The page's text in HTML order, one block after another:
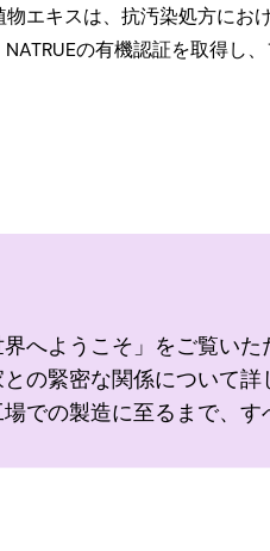
エキスは、抗汚染処方にお
の有機認証を取得し
へようこそ」をご覧い
の緊密な関係について詳
での製造に至るまで、